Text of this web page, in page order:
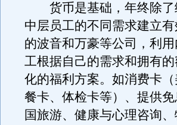
货币是基础，年终除了
中层员工的不同需求建立
的波音和万豪等公司，利
工根据自己的需求和拥有
化的福利方案。如消费卡
餐卡、体检卡等）、提供
国旅游、健康与心理咨询